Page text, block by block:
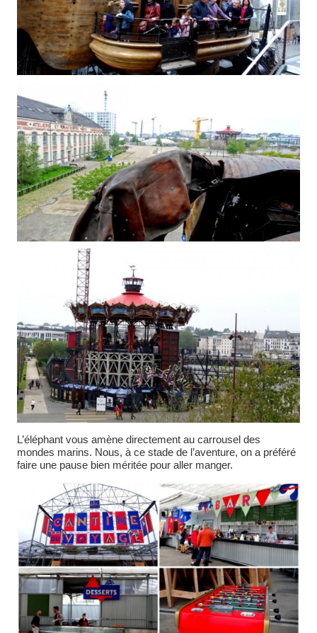
L’éléphant vous amène directement au carrousel des
mondes marins. Nous, à ce stade de l’aventure, on a préféré
faire une pause bien méritée pour aller manger.